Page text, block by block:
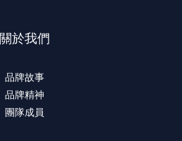
關於我們
品牌故事
品牌精神
團隊成員